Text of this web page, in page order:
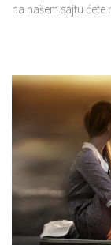
na našem sajtu ćete